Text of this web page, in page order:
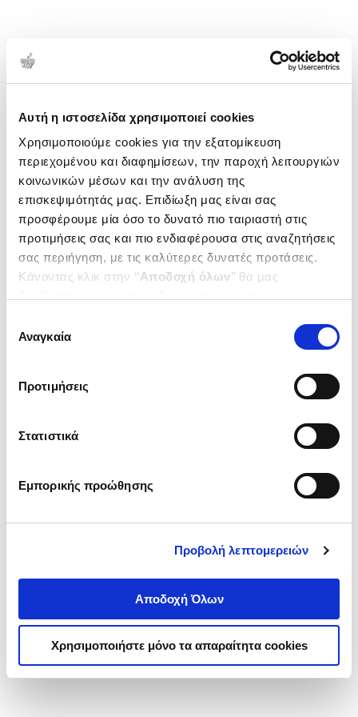
Αυτή η ιστοσελίδα χρησιμοποιεί cookies
Χρησιμοποιούμε cookies για την εξατομίκευση
περιεχομένου και διαφημίσεων, την παροχή λειτουργιών
κοινωνικών μέσων και την ανάλυση της
επισκεψιμότητάς μας. Επιδίωξη μας είναι σας
προσφέρουμε μία όσο το δυνατό πιο ταιριαστή στις
προτιμήσεις σας και πιο ενδιαφέρουσα στις αναζητήσεις
σας περιήγηση, με τις καλύτερες δυνατές προτάσεις.
Κάνοντας κλικ στην ‘’Αποδοχή όλων’’ θα μας
ενδιαφέρουν και να επιλέξετε από τα παρακάτω με την
΄΄και να ενημερωθείτε σχετικά με
συγκατάθεσης
Αναγκαία
Προτιμήσεις
Στατιστικά
Εμπορικής προώθησης
Προβολή λεπτομερειών
Αποδοχή Όλων
Χρησιμοποιήστε μόνο τα απαραίτητα cookies